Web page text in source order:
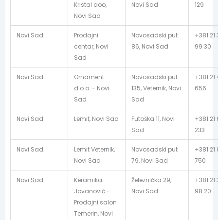
Kristal doo,
Novi Sad
Novi Sad
129
Novi Sad
Prodajni
centar, Novi
Sad
Novosadski put
86, Novi Sad
+381 21
99 30
Novi Sad
Ornament
d.o.o. - Novi
Sad
Novosadski put
135, Veternik, Novi
Sad
+381 21
656
Novi Sad Lemit, Novi Sad
Futoška 11, Novi
Sad
+381 21
233
Novi Sad
Lemit Veternik,
Novi Sad
Novosadski put
79, Novi Sad
+381 21
750
Novi Sad
Keramika
Jovanović -
Prodajni salon
Temerin, Novi
Železnička 29,
Novi Sad
+381 21
98 20